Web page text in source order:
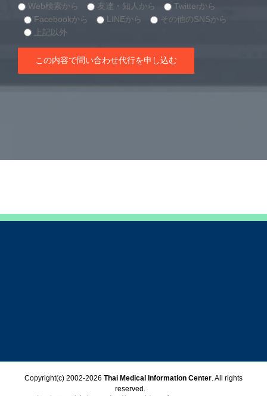
Web検索から
友達・知人から
Twitterから
Facebookから
LINEから
その他のSNSから
上記以外
Copyright(c) 2002-2026 Thai Medical Information Center . All rights
reserved.